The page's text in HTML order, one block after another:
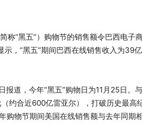
称“黑五”）购物节的销售额令巴西电
示，“黑五”期间巴西在线销售收入为39
报道，今年“黑五”购物日为11月25日。
约合近600亿雷亚尔），打破历史最高
购物节期间美国在线销售额与去年同期相